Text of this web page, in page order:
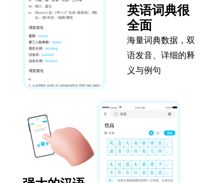
英语词典很
全面
海量词典数据，双
语发音、详细的释
义与例句